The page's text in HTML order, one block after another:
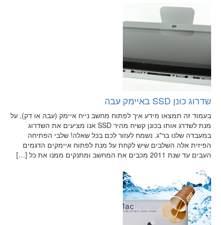
שדרוג כונן SSD באיימק עבה
בעמוד זה תמצאו מידע איך לפתוח מחשב נייח איימק (עבה או דק), על
מנת לשדרג אותו בכונן קשיח מהיר SSD אנו מציעים את השדרוג
במעבדה שלנו בר"ג. נשמח לעזור לכם בכל שאלה! שלבי הפתיחה
הפיזית אלה השלבים שיש לקחת על מנת לפתוח איימקים הדגמים
העבים עד שנת 2011 מכבים את המחשב ומתנקים ממנו את כל […]